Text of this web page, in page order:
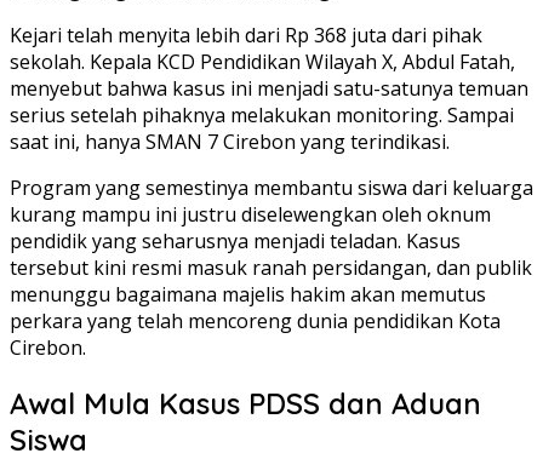
Kejari telah menyita lebih dari Rp 368 juta dari pihak
sekolah. Kepala KCD Pendidikan Wilayah X, Abdul Fatah,
menyebut bahwa kasus ini menjadi satu-satunya temuan
serius setelah pihaknya melakukan monitoring. Sampai
saat ini, hanya SMAN 7 Cirebon yang terindikasi.
Program yang semestinya membantu siswa dari keluarga
kurang mampu ini justru diselewengkan oleh oknum
pendidik yang seharusnya menjadi teladan. Kasus
tersebut kini resmi masuk ranah persidangan, dan publik
menunggu bagaimana majelis hakim akan memutus
perkara yang telah mencoreng dunia pendidikan Kota
Cirebon.
Awal Mula Kasus PDSS dan Aduan
Siswa